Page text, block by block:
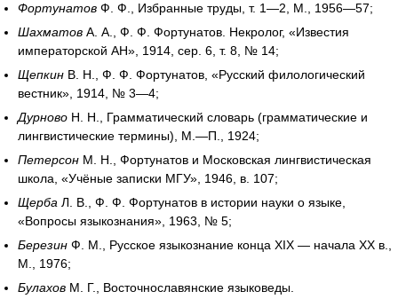
Фортунатов Ф. Ф., Избранные труды, т. 1—2, М., 1956—57;
Шахматов А. А., Ф. Ф. Фортунатов. Некролог, «Известия
императорской АН», 1914, сер. 6, т. 8, № 14;
Щепкин В. Н., Ф. Ф. Фортунатов, «Русский филологический
вестник», 1914, № 3—4;
Дурново Н. Н., Грамматический словарь (грамматические и
лингвистические термины), М.—П., 1924;
Петерсон М. Н., Фортунатов и Московская лингвистическая
школа, «Учёные записки МГУ», 1946, в. 107;
Щерба Л. В., Ф. Ф. Фортунатов в истории науки о языке,
«Вопросы языкознания», 1963, № 5;
Березин Ф. М., Русское языкознание конца XIX — начала XX в.,
М., 1976;
Булахов М. Г., Восточнославянские языковеды.